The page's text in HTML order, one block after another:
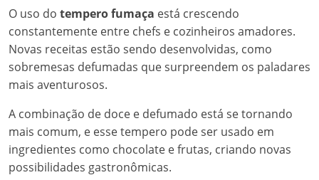
O uso do tempero fumaça está crescendo
constantemente entre chefs e cozinheiros amadores.
Novas receitas estão sendo desenvolvidas, como
sobremesas defumadas que surpreendem os paladares
mais aventurosos.
A combinação de doce e defumado está se tornando
mais comum, e esse tempero pode ser usado em
ingredientes como chocolate e frutas, criando novas
possibilidades gastronômicas.